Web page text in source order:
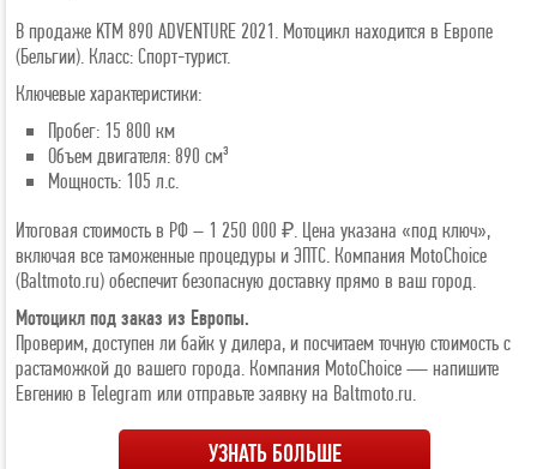
В продаже KTM 890 ADVENTURE 2021. Мотоцикл находится в Европе
(Бельгии). Класс: Спорт-турист.
Ключевые характеристики:
Пробег: 15 800 км
Объем двигателя: 890 см³
Мощность: 105 л.с.
Итоговая стоимость в РФ – 1 250 000 ₽. Цена указана «под ключ»,
включая все таможенные процедуры и ЭПТС. Компания MotoChoice
(Baltmoto.ru) обеспечит безопасную доставку прямо в ваш город.
Мотоцикл под заказ из Европы.
Проверим, доступен ли байк у дилера, и посчитаем точную стоимость с
растаможкой до вашего города. Компания MotoChoice — напишите
Евгению в Telegram или отправьте заявку на Baltmoto.ru.
УЗНАТЬ БОЛЬШЕ